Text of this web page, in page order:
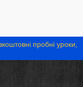
пробні уроки,